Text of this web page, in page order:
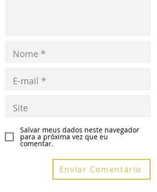
Salvar meus dados neste navegador
para a próxima vez que eu
comentar.
Enviar Comentário